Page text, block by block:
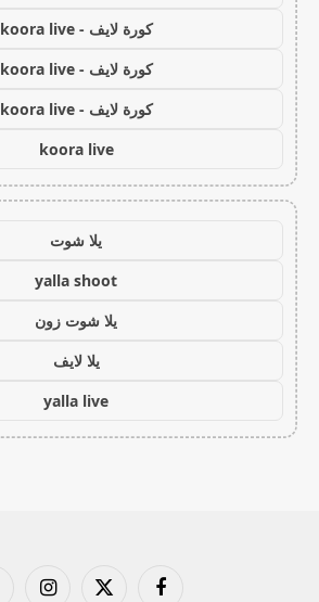
كورة لايف - koora live
كورة لايف - koora live
كورة لايف - koora live
koora live
يلا شوت
yalla shoot
يلا شوت زون
يلا لايف
yalla live
فيسبوك X